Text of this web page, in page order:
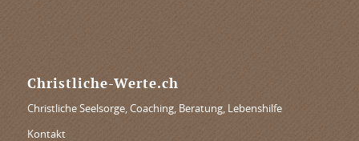
Christliche-Werte.ch
Christliche Seelsorge, Coaching, Beratung, Lebenshilfe
Kontakt